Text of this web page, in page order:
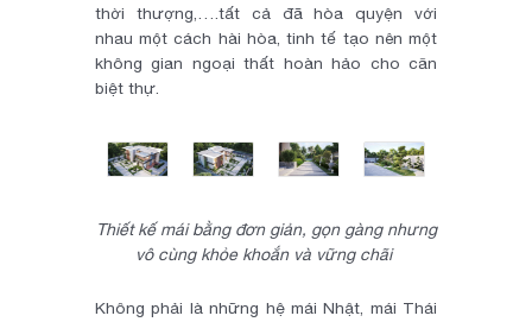
thời thượng,….tất cả đã hòa quyện với
nhau một cách hài hòa, tinh tế tạo nên một
không gian ngoại thất hoàn hảo cho căn
biệt thự.
Thiết kế mái bằng đơn giản, gọn gàng nhưng
vô cùng khỏe khoắn và vững chãi
Không phải là những hệ mái Nhật, mái Thái